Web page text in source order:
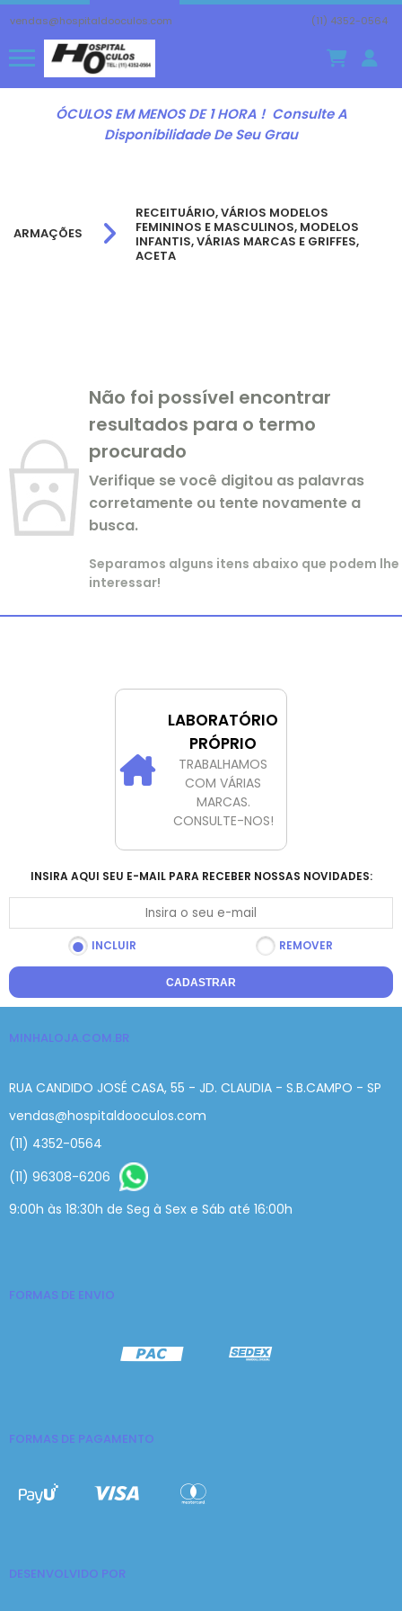
ÓCULOS EM MENOS DE 1 HORA ! Consulte A
Disponibilidade De Seu Grau
vendas@hospitaldooculos.com (11) 4352-0564
ARMAÇÕES
RECEITUÁRIO, VÁRIOS MODELOS
FEMININOS E MASCULINOS, MODELOS
INFANTIS, VÁRIAS MARCAS E GRIFFES,
ACETA
Não foi possível encontrar
resultados para o termo
procurado
Verifique se você digitou as palavras
corretamente ou tente novamente a
busca.
Separamos alguns itens abaixo que podem lhe
interessar!
LABORATÓRIO
PRÓPRIO
TRABALHAMOS
COM VÁRIAS
MARCAS.
CONSULTE-NOS!
INSIRA AQUI SEU E-MAIL PARA RECEBER NOSSAS NOVIDADES:
INCLUIR REMOVER
CADASTRAR
MINHALOJA.COM.BR
RUA CANDIDO JOSÉ CASA, 55 - JD. CLAUDIA - S.B.CAMPO - SP
vendas@hospitaldooculos.com
(11) 4352-0564
(11) 96308-6206
9:00h às 18:30h de Seg à Sex e Sáb até 16:00h
FORMAS DE ENVIO
FORMAS DE PAGAMENTO
DESENVOLVIDO POR